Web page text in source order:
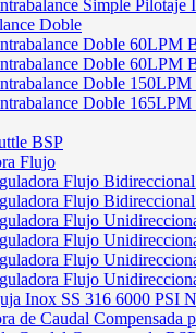
Simple Pilotaje
Doble
Doble 60LPM
Doble 60LPM
Doble 150LPM
Doble 165LPM
BSP
Flujo
Flujo
Flujo
Flujo
Flujo
Flujo
Flujo
Inox SS 316 6000 PSI
de Caudal Compensada